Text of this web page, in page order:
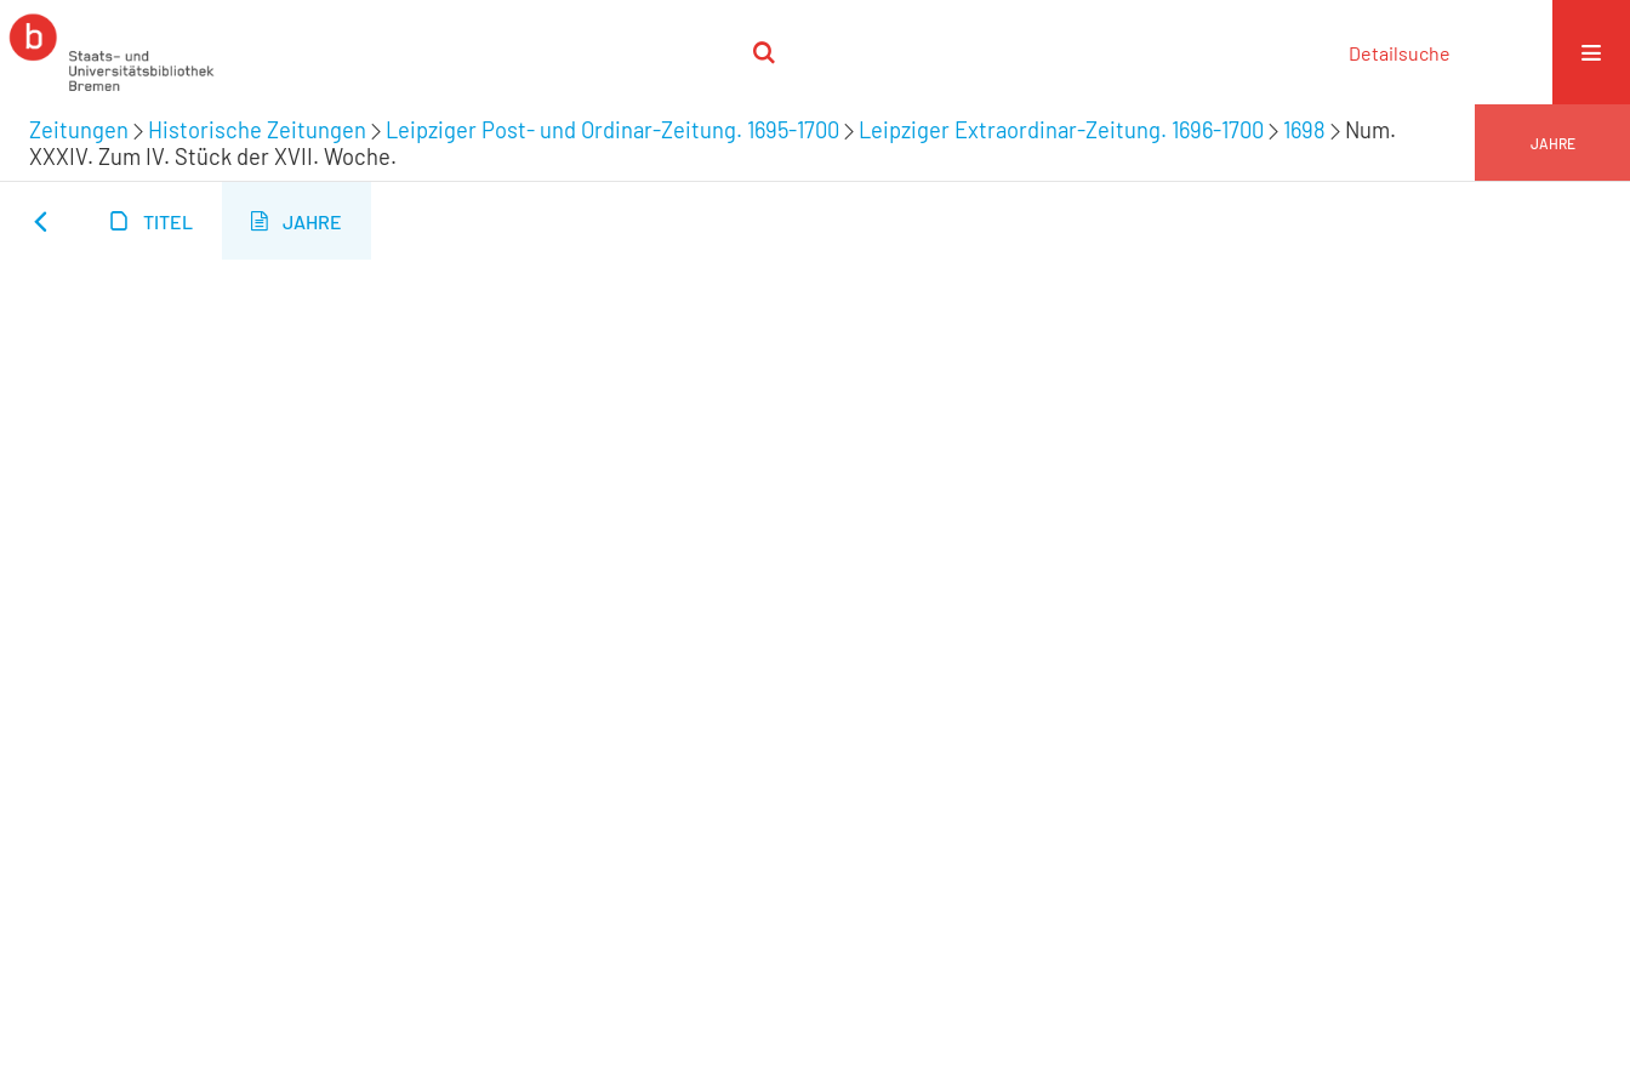
Detailsuche
Zeitungen Historische Zeitungen Leipziger Post- und Ordinar-Zeitung. 1695-1700 Leipziger Extraordinar-Zeitung. 1696-1700 1698
Num.
XXXIV. Zum IV. Stück der XVII. Woche.
JAHRE
TITEL JAHRE